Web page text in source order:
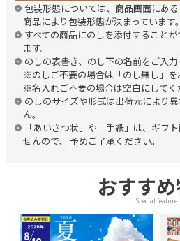
包装形態については、商品画面にある
商品により包装形態が決まっています。
すべての商品にのしを添付すること
ます。
のしの表書き、のし下の名前をご入力
※のしご不要の場合は「のし無し」を
※名入れご不要の場合は空白にしてく
のしのサイズや形式は出荷元により
ん。
「あいさつ状」や「手紙」は、ギフ
せんので、 予めご了承ください。
おすす
Special feature